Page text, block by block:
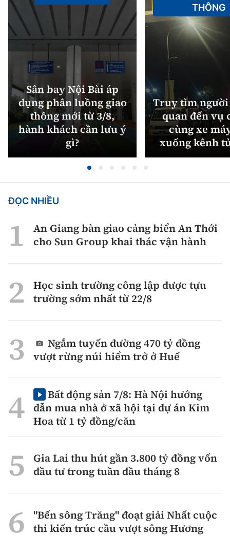
Sân bay Nội Bài áp
dụng phân luồng giao
thông mới từ 3/8,
hành khách cần lưu ý
gì?
Truy tìm
quan đến vụ
cùng xe
xuống kênh
THÔNG
ĐỌC NHIỀU
An Giang bàn giao cảng biển An Thới
cho Sun Group khai thác vận hành
Học sinh trường công lập được tựu
trường sớm nhất từ 22/8
Ngắm tuyến đường 470 tỷ đồng
vượt rừng núi hiểm trở ở Huế
Bất động sản 7/8: Hà Nội hướng
dẫn mua nhà ở xã hội tại dự án Kim
Hoa từ 1 tỷ đồng/căn
Gia Lai thu hút gần 3.800 tỷ đồng vốn
đầu tư trong tuần đầu tháng 8
"Bến sông Trăng" đoạt giải Nhất cuộc
thi kiến trúc cầu vượt sông Hương